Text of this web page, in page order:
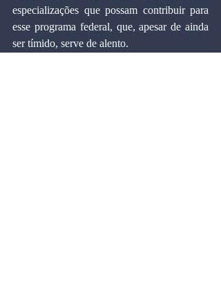
especializações que possam contribuir para
esse programa federal, que, apesar de ainda
ser tímido, serve de alento.